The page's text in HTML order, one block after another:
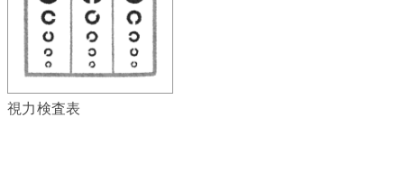
視力検査表